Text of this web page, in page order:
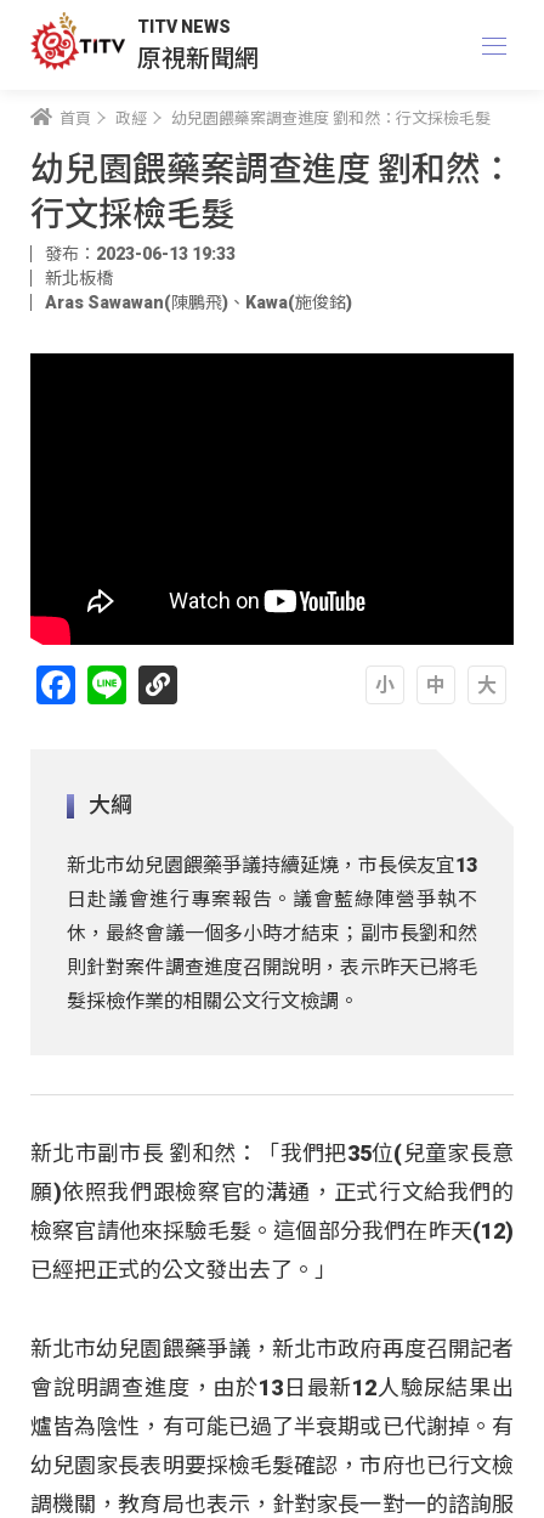
TITV NEWS
原視新聞網
首頁 政經 幼兒園餵藥案調查進度 劉和然：行文採檢毛髮
幼兒園餵藥案調查進度 劉和然：
行文採檢毛髮
發布：2023-06-13 19:33
新北板橋
Aras Sawawan(陳鵬飛) 、 Kawa(施俊銘)
Facebook
Line
大綱
新北市幼兒園餵藥爭議持續延燒，市長侯友宜13
日赴議會進行專案報告。議會藍綠陣營爭執不
休，最終會議一個多小時才結束；副市長劉和然
則針對案件調查進度召開說明，表示昨天已將毛
髮採檢作業的相關公文行文檢調。
新北市副市長 劉和然：「我們把35位(兒童家長意
願)依照我們跟檢察官的溝通，正式行文給我們的
檢察官請他來採驗毛髮。這個部分我們在昨天(12)
已經把正式的公文發出去了。」
新北市幼兒園餵藥爭議，新北市政府再度召開記者
會說明調查進度，由於13日最新12人驗尿結果出
爐皆為陰性，有可能已過了半衰期或已代謝掉。有
幼兒園家長表明要採檢毛髮確認，市府也已行文檢
調機關，教育局也表示，針對家長一對一的諮詢服